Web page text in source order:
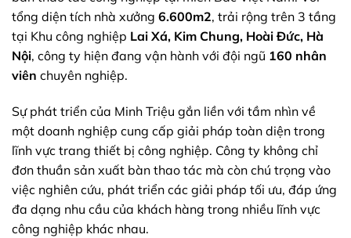
tổng diện tích nhà xưởng 6.600m2, trải rộng trên 3 tầng
tại Khu công nghiệp Lai Xá, Kim Chung, Hoài Đức, Hà
Nội, công ty hiện đang vận hành với đội ngũ 160 nhân
viên chuyên nghiệp.
Sự phát triển của Minh Triệu gắn liền với tầm nhìn về
một doanh nghiệp cung cấp giải pháp toàn diện trong
lĩnh vực trang thiết bị công nghiệp. Công ty không chỉ
đơn thuần sản xuất bàn thao tác mà còn chú trọng vào
việc nghiên cứu, phát triển các giải pháp tối ưu, đáp ứng
đa dạng nhu cầu của khách hàng trong nhiều lĩnh vực
công nghiệp khác nhau.